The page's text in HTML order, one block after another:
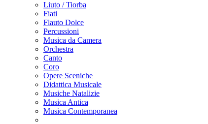
Liuto / Tiorba
Fiati
Flauto Dolce
Percussioni
Musica da Camera
Orchestra
Canto
Coro
Opere Sceniche
Didattica Musicale
Musiche Natalizie
Musica Antica
Musica Contemporanea